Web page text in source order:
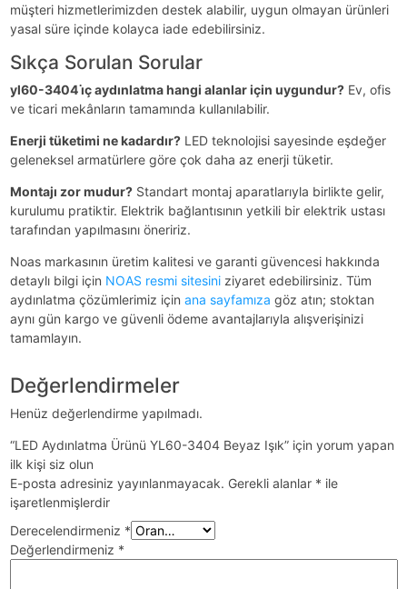
müşteri hizmetlerimizden destek alabilir, uygun olmayan ürünleri
yasal süre içinde kolayca iade edebilirsiniz.
Sıkça Sorulan Sorular
yl60-3404 i̇ç aydınlatma hangi alanlar için uygundur?Ev, ofis
ve ticari mekânların tamamında kullanılabilir.
Enerji tüketimi ne kadardır?LED teknolojisi sayesinde eşdeğer
geleneksel armatürlere göre çok daha az enerji tüketir.
Montajı zor mudur?Standart montaj aparatlarıyla birlikte gelir,
kurulumu pratiktir. Elektrik bağlantısının yetkili bir elektrik ustası
tarafından yapılmasını öneririz.
Noas markasının üretim kalitesi ve garanti güvencesi hakkında
detaylı bilgi için NOAS resmi sitesiniziyaret edebilirsiniz. Tüm
aydınlatma çözümlerimiz için ana sayfamıza göz atın; stoktan
aynı gün kargo ve güvenli ödeme avantajlarıyla alışverişinizi
tamamlayın.
Değerlendirmeler
Henüz değerlendirme yapılmadı.
“LED Aydınlatma Ürünü YL60-3404 Beyaz Işık” için yorum yapan
ilk kişi siz olun
E-posta adresiniz yayınlanmayacak. Gerekli alanlar * ile
işaretlenmişlerdir
Derecelendirmeniz *
Değerlendirmeniz *